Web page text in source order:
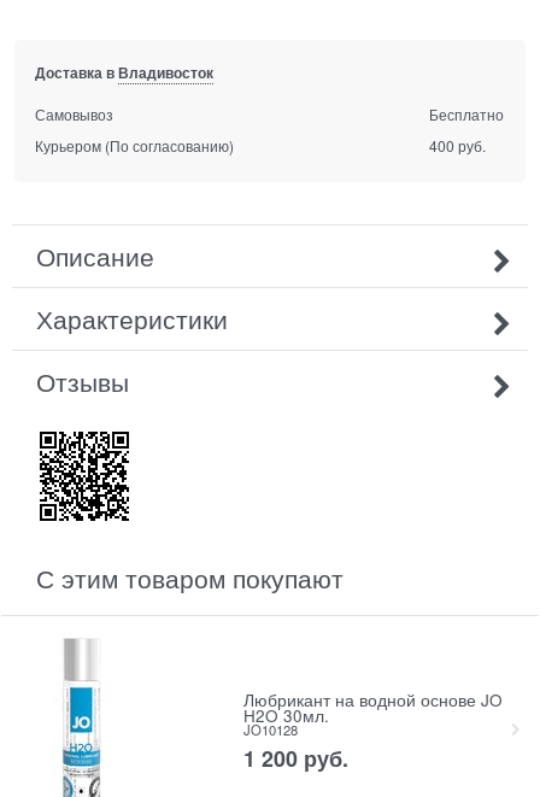
Доставка вВладивосток
Самовывоз
Бесплатно
Курьером (По согласованию) 400 руб.
Описание
Характеристики
Отзывы
С этим товаром покупают
Любрикант на водной основе JO
H2O 30мл.
JO10128
1 200 руб.